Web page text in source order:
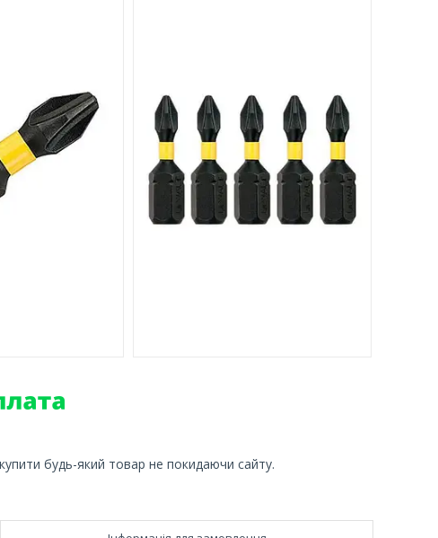
будь-який товар не покидаючи сайту.